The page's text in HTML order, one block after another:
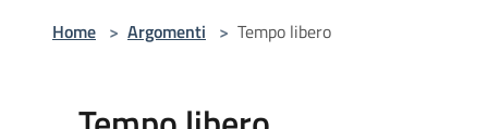
Home > Argomenti > Tempo libero